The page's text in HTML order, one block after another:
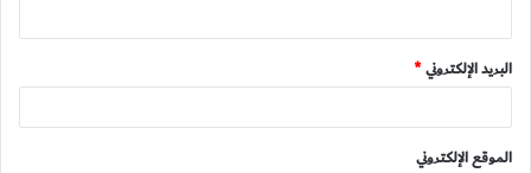
البريد الإلكتروني*
الموقع الإلكتروني